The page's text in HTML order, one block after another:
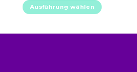
Ausführung wählen